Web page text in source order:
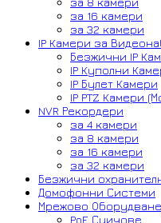
за 16 камери
за 32 камери
IP Камери за
Безжични IP
IP Куполни
IP Булет Камери
IP PTZ Камери
NVR Рекордери
за 4 камери
за 8 камери
за 16 камери
за 32 камери
Безжични
Домофонни Системи
Мрежово Оборудване
PoE Суичове